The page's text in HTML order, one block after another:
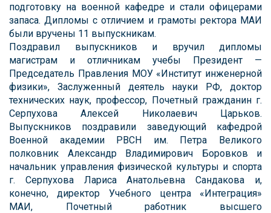
подготовку на военной кафедре и стали офицерами
запаса. Дипломы с отличием и грамоты ректора МАИ
были вручены 11 выпускникам.
Поздравил выпускников и вручил дипломы
магистрам и отличникам учебы Президент —
Председатель Правления МОУ «Институт инженерной
физики», Заслуженный деятель науки РФ, доктор
технических наук, профессор, Почетный гражданин г.
Серпухова Алексей Николаевич Царьков.
Выпускников поздравили заведующий кафедрой
Военной академии РВСН им. Петра Великого
полковник Александр Владимирович Боровков и
начальник управления физической культуры и спорта
г. Серпухова Лариса Анатольевна Сандакова и,
конечно, директор Учебного центра «Интеграция»
МАИ, Почетный работник высшего